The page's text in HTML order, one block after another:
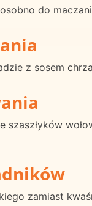
do
z sosem
szaszłyków
zamiast